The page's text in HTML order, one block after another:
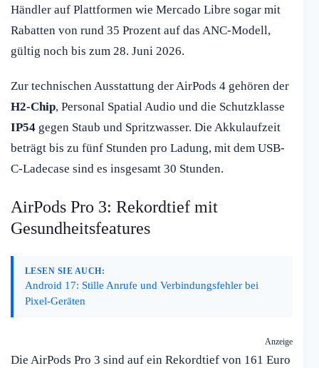
Händler auf Plattformen wie Mercado Libre sogar mit
Rabatten von rund 35 Prozent auf das ANC-Modell,
gültig noch bis zum 28. Juni 2026.
Zur technischen Ausstattung der AirPods 4 gehören der
H2-Chip, Personal Spatial Audio und die Schutzklasse
IP54 gegen Staub und Spritzwasser. Die Akkulaufzeit
beträgt bis zu fünf Stunden pro Ladung, mit dem USB-
C-Ladecase sind es insgesamt 30 Stunden.
AirPods Pro 3: Rekordtief mit
Gesundheitsfeatures
LESEN SIE AUCH:
Android 17: Stille Anrufe und Verbindungsfehler bei
Pixel-Geräten
Anzeige
Die AirPods Pro 3 sind auf ein Rekordtief von 161 Euro